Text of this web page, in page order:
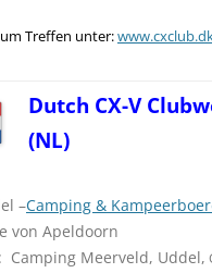
Treffen unter:
Dutch CX-V
(NL)
–Camping &
von Apeldoorn
Camping Meerveld, Uddel,